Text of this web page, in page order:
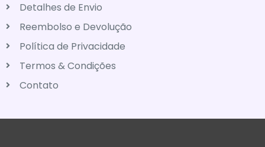
Detalhes de Envio
Reembolso e Devolução
Política de Privacidade
Termos & Condições
Contato